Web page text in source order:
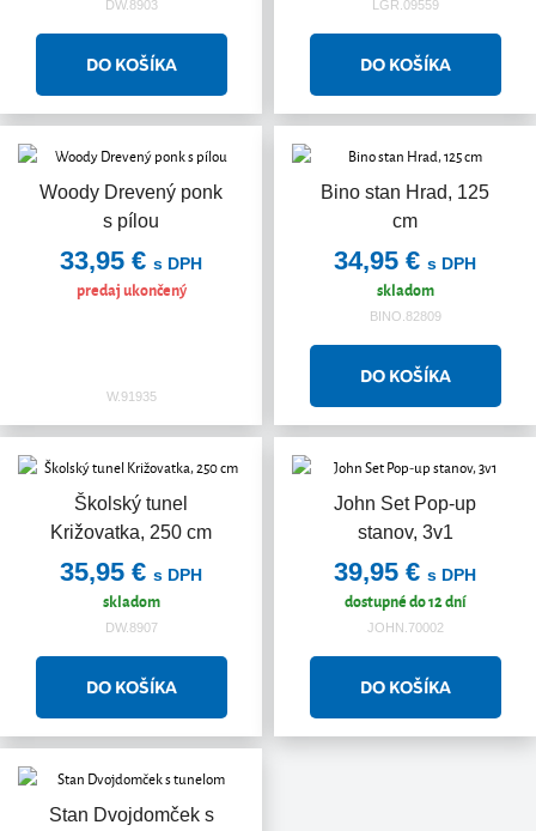
DW.8903 LGR.09559
Woody Drevený ponk
s pílou
33,95 € s DPH
predaj ukončený
W.91935
Bino stan Hrad, 125
cm
34,95 € s DPH
skladom
BINO.82809
Školský tunel
Križovatka, 250 cm
35,95 € s DPH
skladom
DW.8907
John Set Pop-up
stanov, 3v1
39,95 € s DPH
dostupné do 12 dní
JOHN.70002
Stan Dvojdomček s